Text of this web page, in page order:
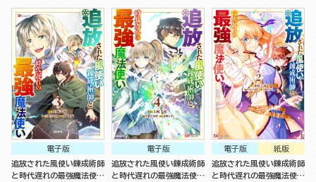
電子版
追放された風使い錬成術師
と時代遅れの最強魔法使い
電子版
追放された風使い錬成術師
と時代遅れの最強魔法使い
紙版
電子版
追放された風使い錬成術師
と時代遅れの最強魔法使い